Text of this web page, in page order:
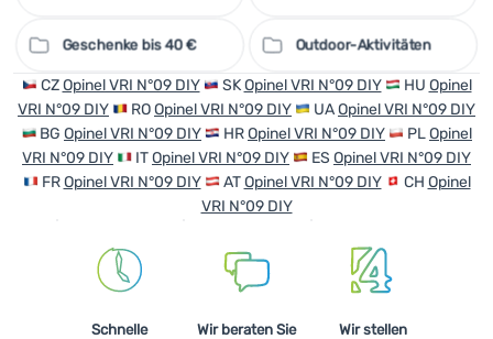
Geschenke bis 40 € Outdoor-Aktivitäten
CZOpinel VRI N°09 DIY SKOpinel VRI N°09 DIY HU Opinel
VRI N°09 DIY
ROOpinel VRI N°09 DIY UAOpinel VRI N°09 DIY
BG Opinel VRI N°09 DIY HROpinel VRI N°09 DIY PLOpinel
VRI N°09 DIY
ITOpinel VRI N°09 DIY ES Opinel VRI N°09 DIY
FROpinel VRI N°09 DIY ATOpinel VRI N°09 DIY CH Opinel
VRI N°09 DIY
Schnelle
Wir beraten Sie
Wir stellen